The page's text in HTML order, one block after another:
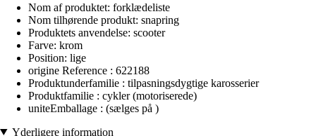
Nom af produktet: forklædeliste
Nom tilhørende produkt: snapring
Produktets anvendelse: scooter
Farve: krom
Position: lige
origine Reference : 622188
Produktunderfamilie : tilpasningsdygtige karosserier
Produktfamilie : cykler (motoriserede)
uniteEmballage : (sælges på )
Yderligere information